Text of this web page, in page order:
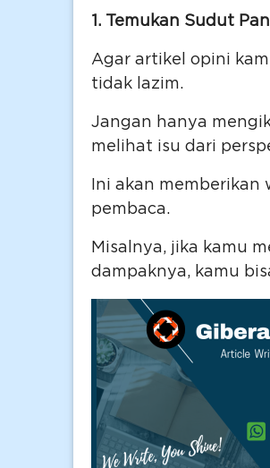
1. Temukan Sudut
Agar artikel opini
tidak lazim.
Jangan hanya
melihat isu dari
Ini akan
pembaca.
Misalnya, jika kamu
dampaknya, kamu